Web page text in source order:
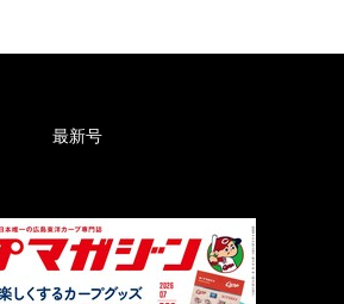
最新号